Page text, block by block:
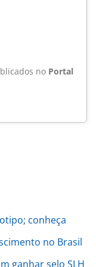
no Portal
conheça
no Brasil
ganhar selo SLH